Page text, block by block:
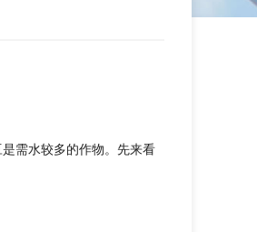
需水较多的作物。先来看